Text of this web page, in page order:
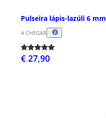
Pulseira lápis-lazúli 6 mm
A CHEGAR
€ 27,90